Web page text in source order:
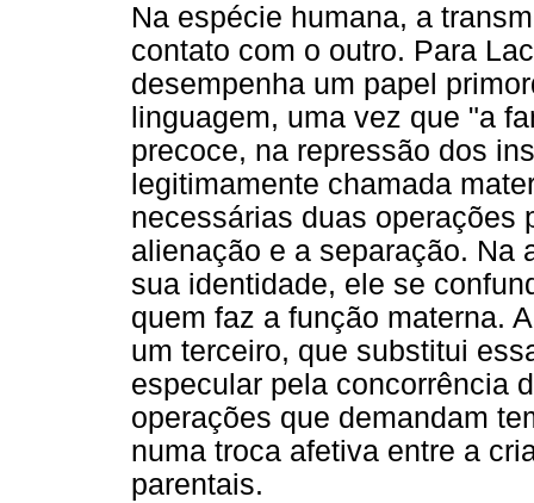
Na espécie humana, a
contato com o outro. Para
desempenha um papel
linguagem, uma vez que "a
precoce, na repressão dos
legitimamente chamada
necessárias duas operações
alienação e a separação. Na
sua identidade, ele se
quem faz a função materna.
um terceiro, que substitui
especular pela concorrência
operações que demandam
numa troca afetiva entre a
parentais.